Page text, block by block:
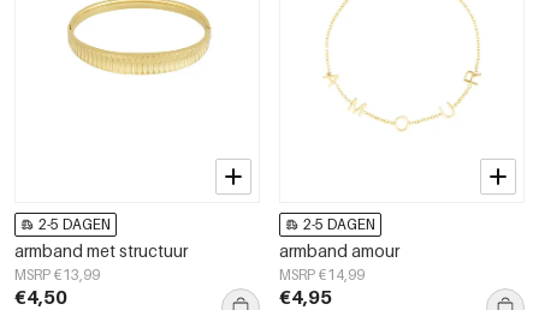
2-5 DAGEN
armband met structuur
MSRP €13,99
€4,50
2-5 DAGEN
armband amour
MSRP €14,99
€4,95